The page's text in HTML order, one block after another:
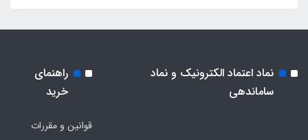
نماد اعتماد الکترونیک و نماد
ساماندهی
راهنمای
خرید
قوانین و مقررات